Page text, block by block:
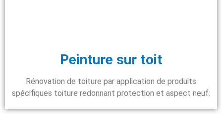
Peinture sur toit
Rénovation de toiture par application de produits
spécifiques toiture redonnant protection et aspect neuf.